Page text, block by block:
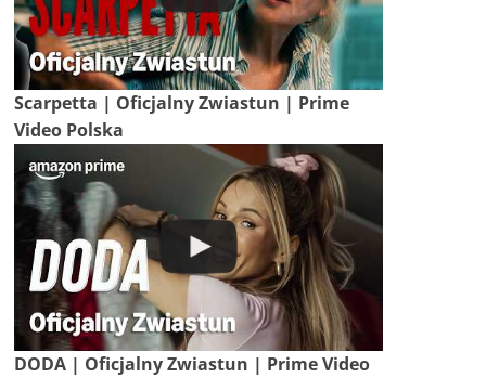
Scarpetta | Oficjalny Zwiastun | Prime
Video Polska
DODA | Oficjalny Zwiastun | Prime Video